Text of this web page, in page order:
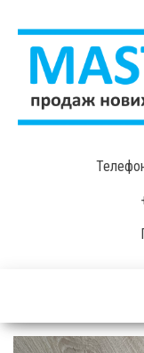
content